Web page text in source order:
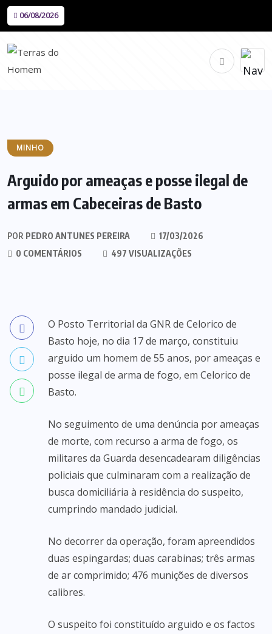
06/08/2026
MINHO
Arguido por ameaças e posse ilegal de
armas em Cabeceiras de Basto
POR PEDRO ANTUNES PEREIRA
17/03/2026
0 COMENTÁRIOS
497 VISUALIZAÇÕES
O Posto Territorial da GNR de Celorico de
Basto hoje, no dia 17 de março, constituiu
arguido um homem de 55 anos, por ameaças e
posse ilegal de arma de fogo, em Celorico de
Basto.
No seguimento de uma denúncia por ameaças
de morte, com recurso a arma de fogo, os
militares da Guarda desencadearam diligências
policiais que culminaram com a realização de
busca domiciliária à residência do suspeito,
cumprindo mandado judicial.
No decorrer da operação, foram apreendidos
duas espingardas; duas carabinas; três armas
de ar comprimido; 476 munições de diversos
calibres.
O suspeito foi constituído arguido e os factos